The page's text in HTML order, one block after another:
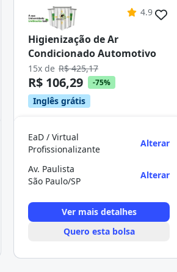
4.9
Higienização de Ar
Condicionado Automotivo
15x de R$ 425,17
R$ 106,29 -75%
Inglês grátis
EaD / Virtual
Profissionalizante
Alterar
Av. Paulista
São Paulo/SP
Alterar
Ver mais detalhes
Quero esta bolsa